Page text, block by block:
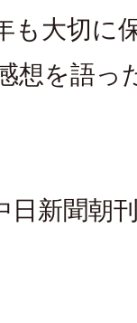
も大切に
想を語っ
新聞朝